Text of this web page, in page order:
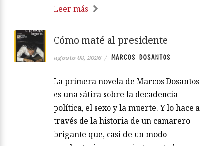
Leer más
Cómo maté al presidente
agosto 08, 2026 / MARCOS DOSANTOS
La primera novela de Marcos Dosantos
es una sátira sobre la decadencia
política, el sexo y la muerte. Y lo hace a
través de la historia de un camarero
brigante que, casi de un modo